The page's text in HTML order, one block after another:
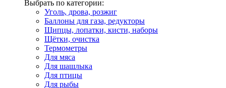
Выбрать по категории:
Уголь, дрова, розжиг
Баллоны для газа, редукторы
Щипцы, лопатки, кисти, наборы
Щётки, очистка
Термометры
Для мяса
Для шашлыка
Для птицы
Для рыбы